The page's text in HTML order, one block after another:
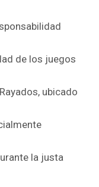
de los juegos
ubicado
la justa